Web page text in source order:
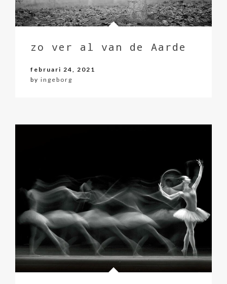
zo ver al van de Aarde
februari 24, 2021
by ingeborg